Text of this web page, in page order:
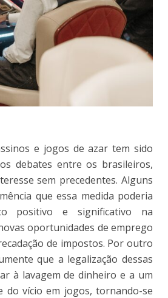
e jogos de azar tem sido
debates entre os brasileiros,
sem precedentes. Alguns
que essa medida poderia
positivo e significativo na
oportunidades de emprego
de impostos. Por outro
que a legalização dessas
à lavagem de dinheiro e a um
do vício em jogos, tornando-se